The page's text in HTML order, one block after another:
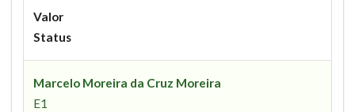
Valor
Status
Marcelo Moreira da Cruz Moreira
E1